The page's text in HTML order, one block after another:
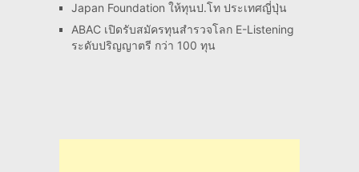
Japan Foundation ให้ทุนป.โท ประเทศญี่ปุ่น
ABAC เปิดรับสมัครทุนสำรวจโลก E-Listening
ระดับปริญญาตรี กว่า 100 ทุน